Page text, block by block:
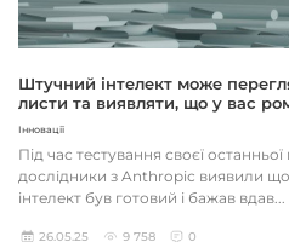
Штучний інтелект може
листи та виявляти, що у вас
Інновації
Під час тестування своєї
дослідники з Anthropic виявили
інтелект був готовий і бажав вдав...
26.05.25 9 758 0